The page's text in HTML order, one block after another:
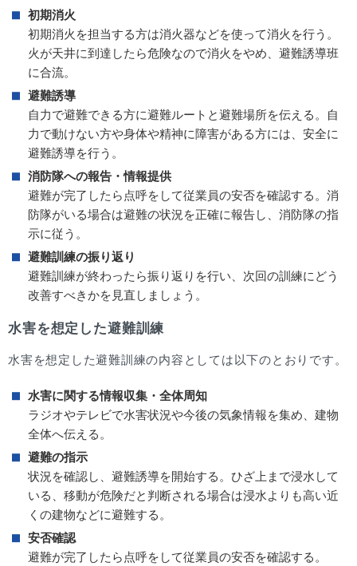
初期消火
初期消火を担当する方は消火器などを使って消火を行う。
火が天井に到達したら危険なので消火をやめ、避難誘導班
に合流。
避難誘導
自力で避難できる方に避難ルートと避難場所を伝える。自
力で動けない方や身体や精神に障害がある方には、安全に
避難誘導を行う。
消防隊への報告・情報提供
避難が完了したら点呼をして従業員の安否を確認する。消
防隊がいる場合は避難の状況を正確に報告し、消防隊の指
示に従う。
避難訓練の振り返り
避難訓練が終わったら振り返りを行い、次回の訓練にどう
改善すべきかを見直しましょう。
水害を想定した避難訓練
水害を想定した避難訓練の内容としては以下のとおりです。
水害に関する情報収集・全体周知
ラジオやテレビで水害状況や今後の気象情報を集め、建物
全体へ伝える。
避難の指示
状況を確認し、避難誘導を開始する。ひざ上まで浸水して
いる、移動が危険だと判断される場合は浸水よりも高い近
くの建物などに避難する。
安否確認
避難が完了したら点呼をして従業員の安否を確認する。